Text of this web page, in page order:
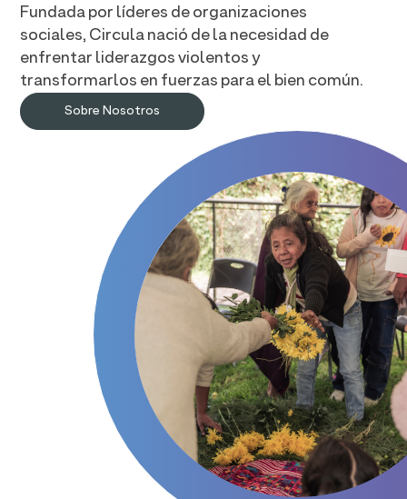
Fundada por líderes de organizaciones
sociales, Circula nació de la necesidad de
enfrentar liderazgos violentos y
transformarlos en fuerzas para el bien común.
Sobre Nosotros